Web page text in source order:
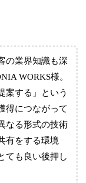
の業界知識も深
WORKS様。
案する」という
得につながって
なる形式の技術
有をする環境
ても良い後押し